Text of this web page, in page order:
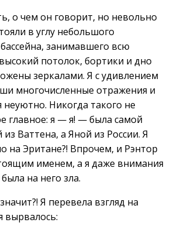
о чем он говорит, но невольно
в углу небольшого
занимавшего всю
потолок, бортики и дно
зеркалами. Я с удивлением
многочисленные отражения и
неуютно. Никогда такого не
главное: я — я! — была самой
Ваттена, а Яной из России. Я
на Эритане?! Впрочем, и Рэнтор
именем, а я даже внимания
на него зла.
Я перевела взгляд на
вырвалось: